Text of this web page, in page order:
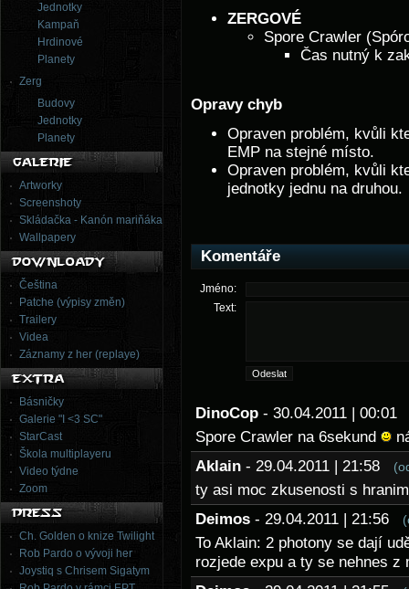
Jednotky
Kampaň
Hrdinové
Planety
Zerg
Budovy
Jednotky
Planety
Artworky
Screenshoty
Skládačka - Kanón mariňáka
Wallpapery
Čeština
Patche (výpisy změn)
Trailery
Videa
Záznamy z her (replaye)
Básničky
Galerie "I <3 SC"
StarCast
Škola multiplayeru
Video týdne
Zoom
Ch. Golden o knize Twilight
Rob Pardo o vývoji her
Joystiq s Chrisem Sigatym
ZERGOVÉ
Spore Crawler
Čas nutný k
Opravy chyb
Opraven problém, kvůli
EMP na stejné místo.
Opraven problém, kvůli
jednotky jednu na druhou.
Komentáře
Jméno:
Text:
DinoCop - 30.04.2011 |
Spore Crawler na 6sekund
Aklain - 29.04.2011 | 21:58
ty asi moc zkusenosti s
Deimos - 29.04.2011 | 21:56
To Aklain: 2 photony se dají
rozjede expu a ty se nehnes z